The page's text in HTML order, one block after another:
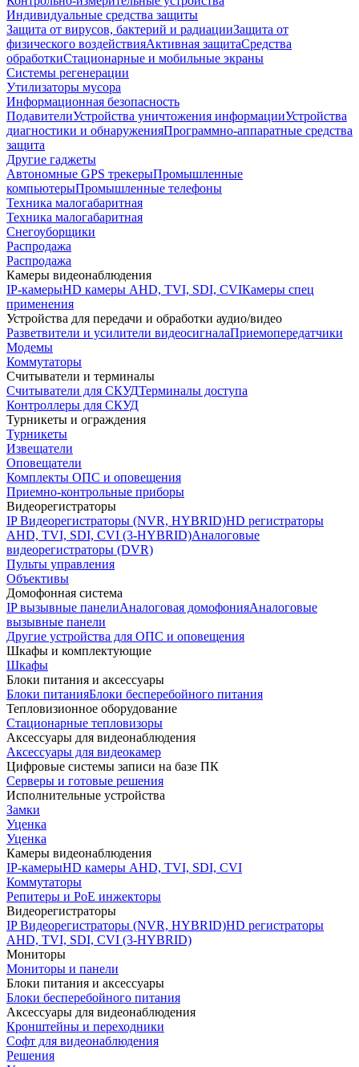
Индивидуальные средства защиты
Защита от вирусов, бактерий и радиацииЗащита от
физического воздействияАктивная защитаСредства
обработкиСтационарные и мобильные экраны
Системы регенерации
Утилизаторы мусора
Информационная безопасность
ПодавителиУстройства уничтожения информацииУстройства
диагностики и обнаруженияПрограммно-аппаратные средства
защита
Другие гаджеты
Автономные GPS трекерыПромышленные
компьютерыПромышленные телефоны
Техника малогабаритная
Техника малогабаритная
Снегоуборщики
Распродажа
Распродажа
Камеры видеонаблюдения
IP-камерыHD камеры AHD, TVI, SDI, CVIКамеры спец
применения
Устройства для передачи и обработки аудио/видео
Разветвители и усилители видеосигналаПриемопередатчики
Модемы
Коммутаторы
Считыватели и терминалы
Считыватели для СКУДТерминалы доступа
Контроллеры для СКУД
Турникеты и ограждения
Турникеты
Извещатели
Оповещатели
Комплекты ОПС и оповещения
Приемно-контрольные приборы
Видеорегистраторы
IP Видеорегистраторы (NVR, HYBRID)HD регистраторы
AHD, TVI, SDI, CVI (3-HYBRID)Аналоговые
видеорегистраторы (DVR)
Пульты управления
Объективы
Домофонная система
IP вызывные панелиАналоговая домофонияАналоговые
вызывные панели
Другие устройства для ОПС и оповещения
Шкафы и комплектующие
Шкафы
Блоки питания и аксессуары
Блоки питанияБлоки бесперебойного питания
Тепловизионное оборудование
Стационарные тепловизоры
Аксессуары для видеонаблюдения
Аксессуары для видеокамер
Цифровые системы записи на базе ПК
Серверы и готовые решения
Исполнительные устройства
Замки
Уценка
Уценка
Камеры видеонаблюдения
IP-камерыHD камеры AHD, TVI, SDI, CVI
Коммутаторы
Репитеры и PoE инжекторы
Видеорегистраторы
IP Видеорегистраторы (NVR, HYBRID)HD регистраторы
AHD, TVI, SDI, CVI (3-HYBRID)
Мониторы
Мониторы и панели
Блоки питания и аксессуары
Блоки бесперебойного питания
Аксессуары для видеонаблюдения
Кронштейны и переходники
Софт для видеонаблюдения
Решения